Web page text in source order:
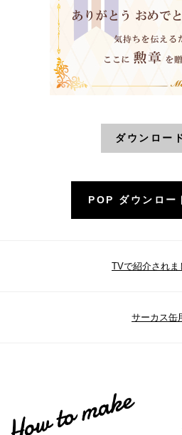
ダウンロー
POP ダウンロー
TVで紹介されま
サーカス缶